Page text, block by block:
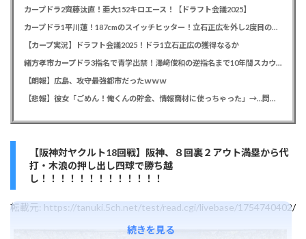
カープドラ2齊藤汰直！亜大152キロエース！【ドラフト会議2025】
カープドラ1平川蓮！187cmのスイッチヒッター！立石正広を外し2度目の重複も新井監督がクジを引き当てる！【ドラフト会議2025】
【カープ実況】ドラフト会議2025！ドラ1立石正広の獲得なるか
緒方孝市カープドラ3指名で青学出禁！澤﨑俊和の逆指名まで10年間スカウト出禁
【朗報】広島、攻守最強都市だったｗｗｗ
【悲報】彼女「ごめん！俺くんの貯金、情報商材に使っちゃった」→…問い詰めたらギャン泣きされたんだが俺が悪いのか？
【阪神対ヤクルト18回戦】阪神、８回裏２アウト満塁から代
打・木浪の押し出し四球で勝ち越
し！！！！！！！！！！！！！
転載元: https://tanuki.5ch.net/test/read.cgi/livebase/1754740402/
続きを見る